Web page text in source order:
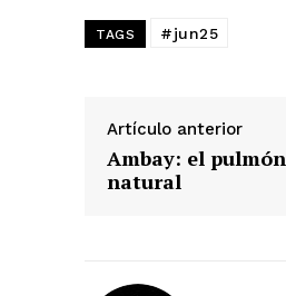
TAGS #jun25
Artículo anterior
Ambay: el
natural